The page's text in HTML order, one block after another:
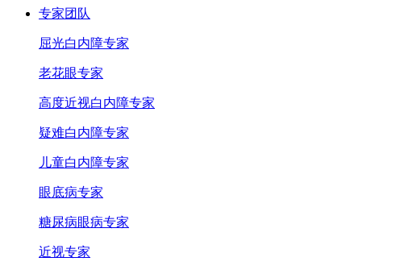
专家团队
屈光白内障专家
老花眼专家
高度近视白内障专家
疑难白内障专家
儿童白内障专家
眼底病专家
糖尿病眼病专家
近视专家